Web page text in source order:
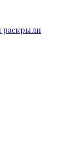
раскрыли